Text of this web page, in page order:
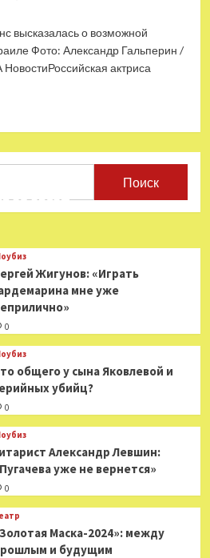
высказалась о возможной
Фото: Александр Гальперин /
актриса
за звезд
Жигунов: «Играть
мне уже
0
общего у сына Яковлевой и
убийц?
0
Александр Левшин:
уже не вернется»
0
Маска-2024»: между
и будущим